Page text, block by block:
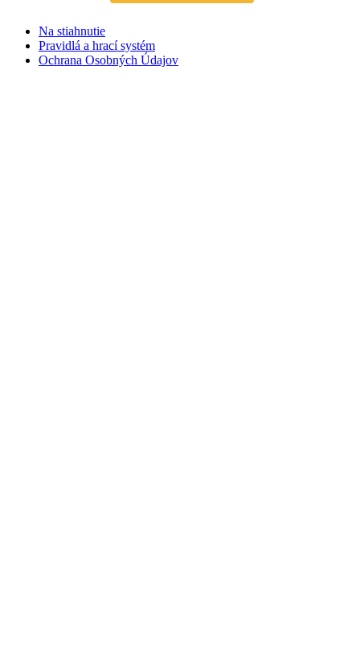
Na stiahnutie
Pravidlá a hrací systém
Ochrana Osobných Údajov